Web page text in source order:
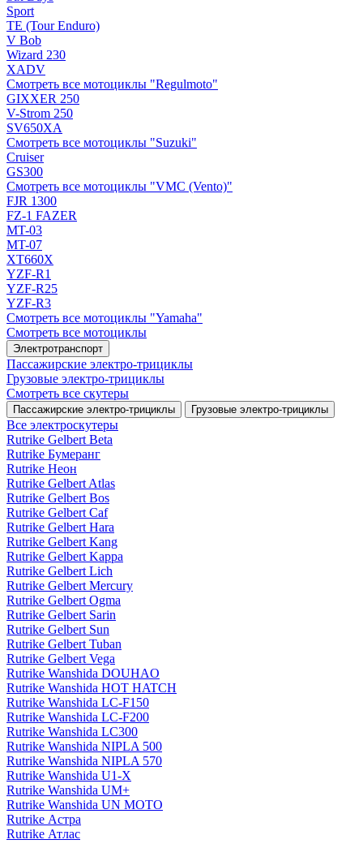
Sport
TE (Tour Enduro)
V Bob
Wizard 230
XADV
Смотреть все мотоциклы "Regulmoto"
GIXXER 250
V-Strom 250
SV650XA
Смотреть все мотоциклы "Suzuki"
Cruiser
GS300
Смотреть все мотоциклы "VMC (Vento)"
FJR 1300
FZ-1 FAZER
MT-03
MT-07
XT660X
YZF-R1
YZF-R25
YZF-R3
Смотреть все мотоциклы "Yamaha"
Смотреть все мотоциклы
Электротранспорт
Пассажирские электро‑трициклы
Грузовые электро‑трициклы
Смотреть все скутеры
Пассажирские электро‑трициклы Грузовые электро‑трициклы
Все электро­скутеры
Rutrike Gelbert Beta
Rutrike Бумеранг
Rutrike Неон
Rutrike Gelbert Atlas
Rutrike Gelbert Bos
Rutrike Gelbert Caf
Rutrike Gelbert Hara
Rutrike Gelbert Kang
Rutrike Gelbert Kappa
Rutrike Gelbert Lich
Rutrike Gelbert Mercury
Rutrike Gelbert Ogma
Rutrike Gelbert Sarin
Rutrike Gelbert Sun
Rutrike Gelbert Tuban
Rutrike Gelbert Vega
Rutrike Wanshida DOUHAO
Rutrike Wanshida HOT HATCH
Rutrike Wanshida LC-F150
Rutrike Wanshida LC-F200
Rutrike Wanshida LC300
Rutrike Wanshida NIPLA 500
Rutrike Wanshida NIPLA 570
Rutrike Wanshida U1-X
Rutrike Wanshida UM+
Rutrike Wanshida UN MOTO
Rutrike Астра
Rutrike Атлас